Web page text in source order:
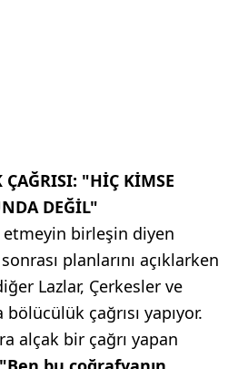
ÇAĞRISI: "HİÇ KİMSE
DEĞİL"
etmeyin birleşin diyen
planlarını açıklarken
Lazlar, Çerkesler ve
çağrısı yapıyor.
alçak bir çağrı yapan